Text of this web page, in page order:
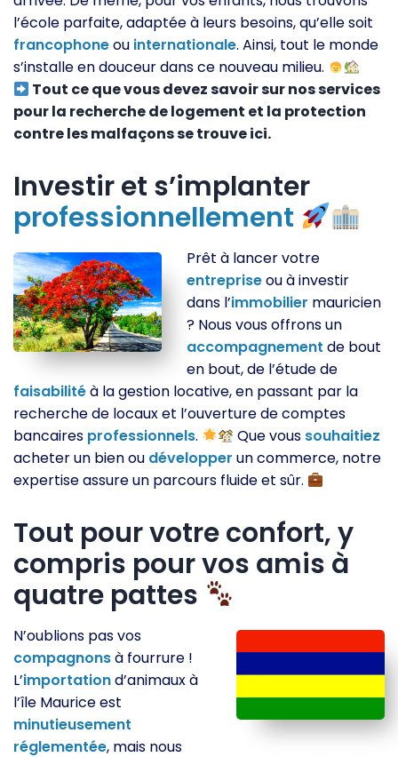
l’école parfaite, adaptée à leurs besoins, qu’elle soit
francophoneou internationale. Ainsi, tout le monde
s’installe en douceur dans ce nouveau milieu.
Tout ce que vous devez savoir sur nos services
pour la recherche de logement et la protection
contre les malfaçons se trouve ici.
Investir et s’implanter
professionnellement
Prêt à lancer votre
entrepriseou à investir
dans l’immobilier mauricien
? Nous vous offrons un
accompagnement de bout
en bout, de l’étude de
faisabilitéà la gestion locative, en passant par la
recherche de locaux et l’ouverture de comptes
bancaires professionnels. Que vous souhaitiez
acheter un bien ou développer un commerce, notre
expertise assure un parcours fluide et sûr.
Tout pour votre confort, y
compris pour vos amis à
quatre pattes
N’oublions pas vos
compagnonsà fourrure !
L’importationd’animaux à
l’île Maurice est
minutieusement
réglementée, mais nous